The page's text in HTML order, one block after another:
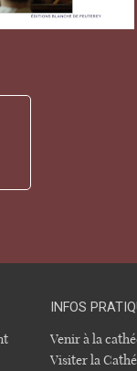
INFOS
Venir à la
Visiter la